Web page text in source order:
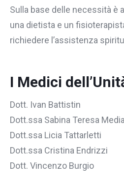
Sulla base delle necessità è
una dietista e un
richiedere l’assistenza
I Medici
Dott. Ivan Battistin
Dott.ssa Sabina Teresa
Dott.ssa Licia Tattarletti
Dott.ssa Cristina Endrizzi
Dott. Vincenzo Burgio